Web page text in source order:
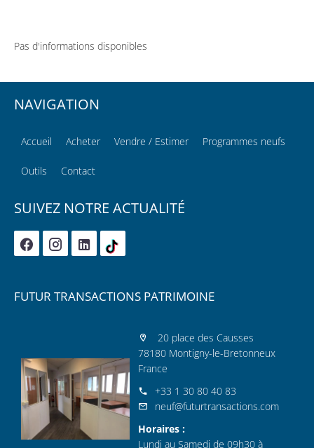
Pas d'informations disponibles
NAVIGATION
Accueil Acheter Vendre / Estimer Programmes neufs
Outils Contact
SUIVEZ NOTRE ACTUALITÉ
FUTUR TRANSACTIONS PATRIMOINE
20 place des Causses
78180 Montigny-le-Bretonneux
France
+33 1 30 80 40 83
neuf@futurtransactions.com
Horaires :
Lundi au Samedi de 09h30 à